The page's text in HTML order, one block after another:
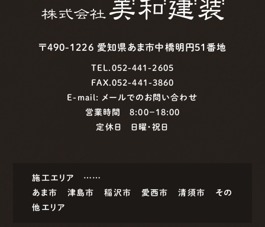
〒490-1226 愛知県あま市中橋明円51番地
TEL.052-441-2605
FAX.052-441-3860
E-mail: メールでのお問い合わせ
営業時間 8:00−18:00
定休日 日曜・祝日
施工エリア ……
あま市
津島市 稲沢市 愛西市 清須市
その
他エリア